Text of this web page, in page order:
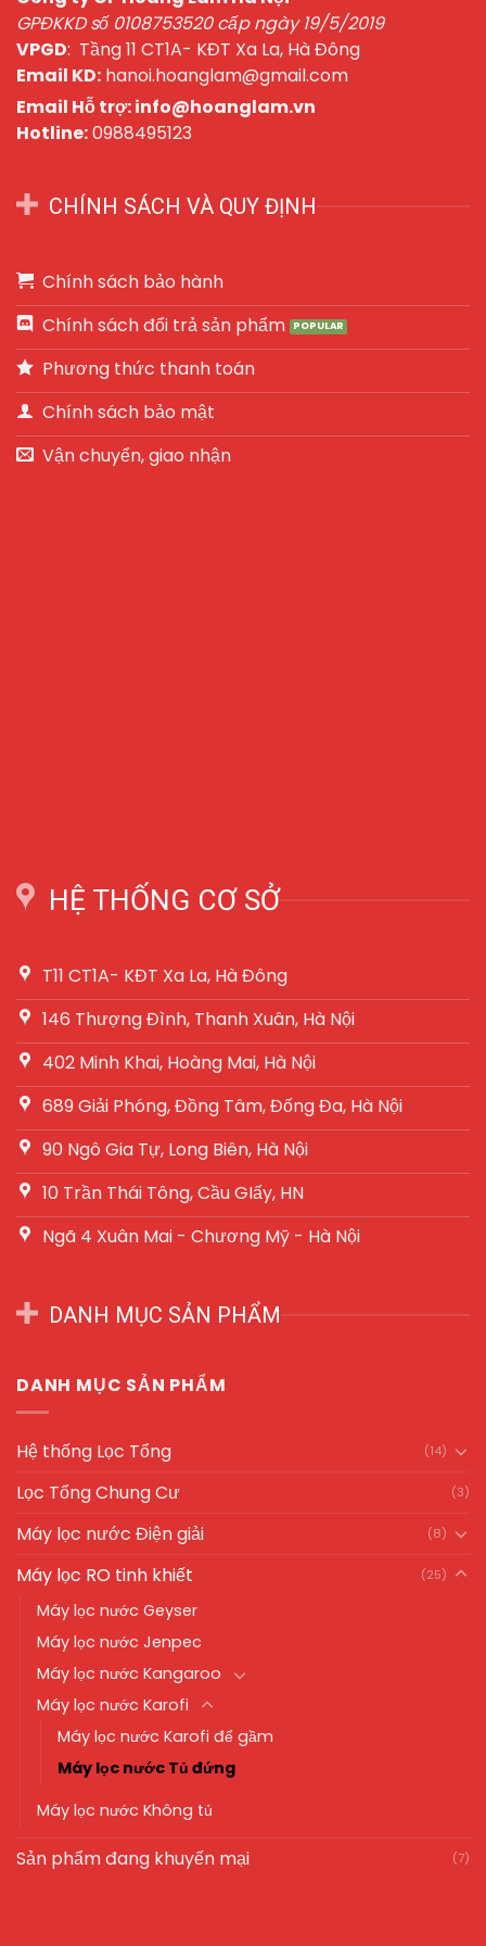
tùy
GPĐKKD số 0108753520 cấp ngày 19/5/2019
VPGD: Tầng 11 CT1A- KĐT Xa La, Hà Đông
Email KD: hanoi.hoanglam@gmail.com
Email Hỗ trợ: info@hoanglam.vn
Hotline:0988495123
CHÍNH SÁCH VÀ QUY ĐỊNH
Chính sách bảo hành
Chính sách đổi trả sản phẩm
Phương thức thanh toán
Chính sách bảo mật
Vận chuyển, giao nhận
HỆ THỐNG CƠ SỞ
T11 CT1A- KĐT Xa La, Hà Đông
146 Thượng Đình, Thanh Xuân, Hà Nội
402 Minh Khai, Hoàng Mai, Hà Nội
689 Giải Phóng, Đồng Tâm, Đống Đa, Hà Nội
90 Ngô Gia Tự, Long Biên, Hà Nội
10 Trần Thái Tông, Cầu GIấy, HN
Ngã 4 Xuân Mai - Chương Mỹ - Hà Nội
DANH MỤC SẢN PHẨM
DANH MỤC SẢN PHẨM
Hệ thống Lọc Tổng (14)
Lọc Tổng Chung Cư (3)
Máy lọc nước Điện giải (8)
Máy lọc RO tinh khiết (25)
Máy lọc nước Geyser
Máy lọc nước Jenpec
Máy lọc nước Kangaroo
Máy lọc nước Karofi
Máy lọc nước Karofi để gầm
Máy lọc nước Tủ đứng
Máy lọc nước Không tủ
Sản phẩm đang khuyến mại (7)